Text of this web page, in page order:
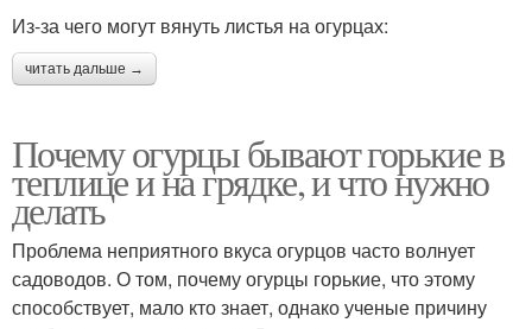
Из-за чего могут вянуть листья на огурцах:
читать дальше →
Почему огурцы бывают горькие в
теплице и на грядке, и что нужно
делать
Проблема неприятного вкуса огурцов часто волнует
садоводов. О том, почему огурцы горькие, что этому
способствует, мало кто знает, однако ученые причину